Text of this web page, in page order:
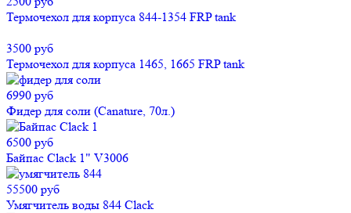
Термочехол для корпуса 844-1354 FRP tank
3500 руб
Термочехол для корпуса 1465, 1665 FRP tank
6990 руб
Фидер для соли (Canature, 70л.)
6500 руб
Байпас Clack 1" V3006
55500 руб
Умягчитель воды 844 Clack